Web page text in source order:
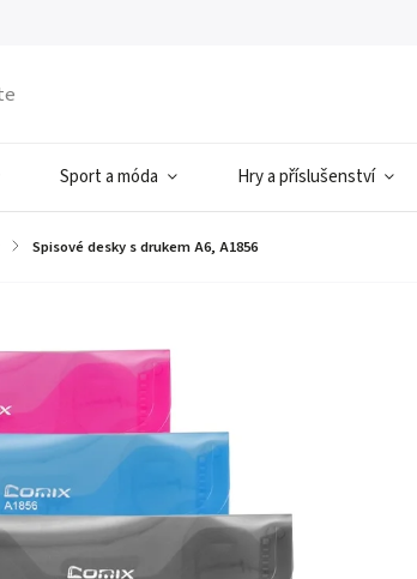
Sport a móda Hry a příslušenství
/ Spisové desky s drukem A6, A1856